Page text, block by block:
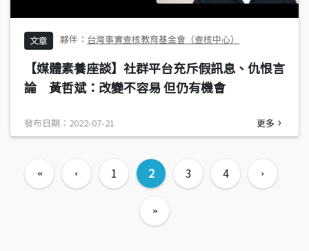
文章 台灣事實查核教育基金會（查核中心）
【媒體素養座談】社群平台充斥假訊息、仇恨言
論 黃哲斌：改變不容易 但仍有機會
發布日期：2022-07-21 更多
1 2 3 4